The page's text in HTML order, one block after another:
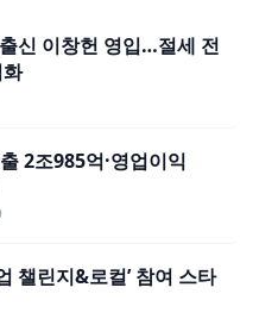
신 이창헌 영입…절세 전
2조985억·영업이익
챌린지&로컬’ 참여 스타